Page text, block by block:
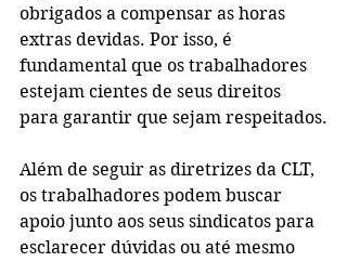
obrigados a compensar as horas
extras devidas. Por isso, é
fundamental que os trabalhadores
estejam cientes de seus direitos
para garantir que sejam respeitados.
Além de seguir as diretrizes da CLT,
os trabalhadores podem buscar
apoio junto aos seus sindicatos para
esclarecer dúvidas ou até mesmo